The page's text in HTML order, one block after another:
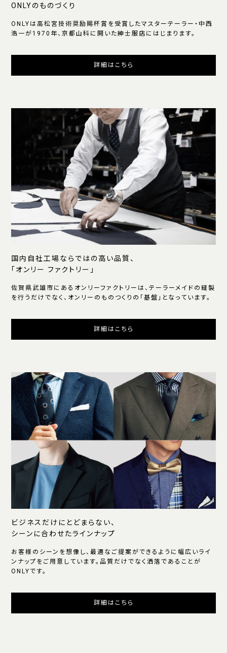
ONLYのものづくり
ONLYは高松宮技術奨励賜杯賞を受賞したマスターテーラー・中西
浩一が1970年、京都山科に開いた紳士服店にはじまります。
詳細はこちら
国内自社工場ならではの高い品質、
「オンリー ファクトリー」
佐賀県武雄市にあるオンリーファクトリーは、テーラーメイドの縫製
を行うだけでなく、オンリーのものつくりの「基盤」となっています。
詳細はこちら
ビジネスだけにとどまらない、
シーンに合わせたラインナップ
お客様のシーンを想像し、最適なご提案ができるように幅広いライ
ンナップをご用意しています。品質だけでなく洒落であることが
ONLYです。
詳細はこちら